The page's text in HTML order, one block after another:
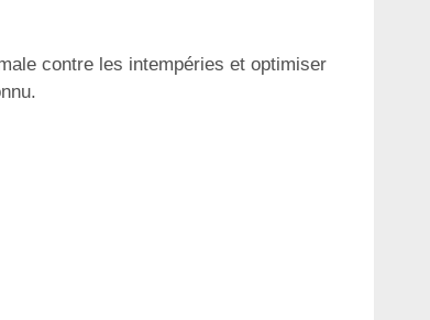
contre les intempéries et optimiser